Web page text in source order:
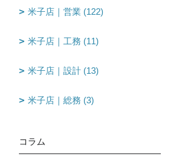
米子店｜営業 (122)
米子店｜工務 (11)
米子店｜設計 (13)
米子店｜総務 (3)
コラム